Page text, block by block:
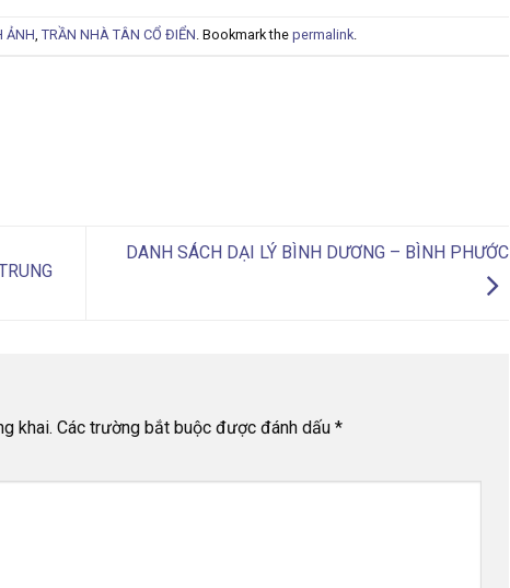
ẢNH ,TRẦN NHÀ TÂN CỔ ĐIỂN . Bookmark thepermalink
DANH SÁCH DẠI LÝ BÌNH DƯƠNG – BÌNH PHƯỚC
khai. Các trường bắt buộc được đánh dấu *